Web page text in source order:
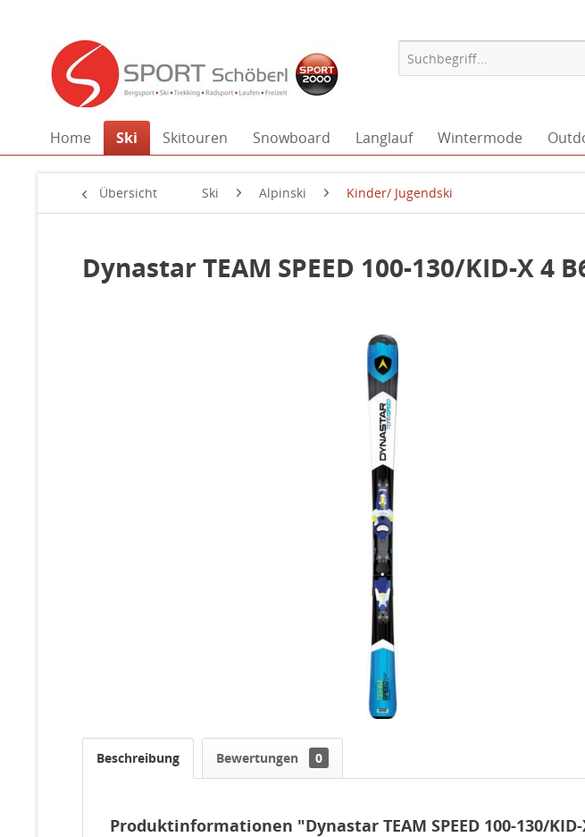
Home Ski Skitouren Snowboard Langlauf Wintermode
Übersicht Ski Alpinski Kinder/ Jugendski
Dynastar TEAM SPEED 100-130/KID-X 4
Beschreibung Bewertungen 0
Produktinformationen "Dynastar TEAM SPEED 100-130/